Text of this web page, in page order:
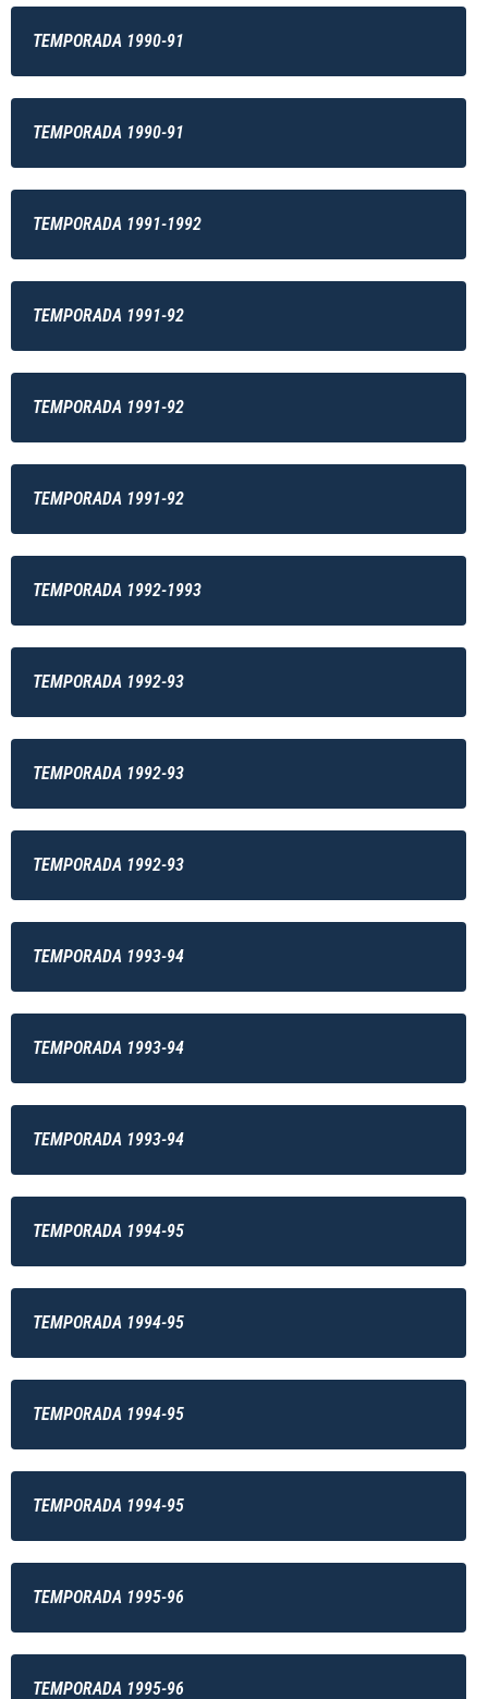
TEMPORADA 1990-91
TEMPORADA 1990-91
TEMPORADA 1991-1992
TEMPORADA 1991-92
TEMPORADA 1991-92
TEMPORADA 1991-92
TEMPORADA 1992-1993
TEMPORADA 1992-93
TEMPORADA 1992-93
TEMPORADA 1992-93
TEMPORADA 1993-94
TEMPORADA 1993-94
TEMPORADA 1993-94
TEMPORADA 1994-95
TEMPORADA 1994-95
TEMPORADA 1994-95
TEMPORADA 1994-95
TEMPORADA 1995-96
TEMPORADA 1995-96